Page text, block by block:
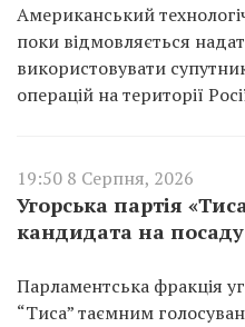
Американський
поки відмовляється
використовувати
операцій на території
19:50 8 Серпня, 2026
Угорська партія
кандидата на
Парламентська фракція
“Тиса” таємним